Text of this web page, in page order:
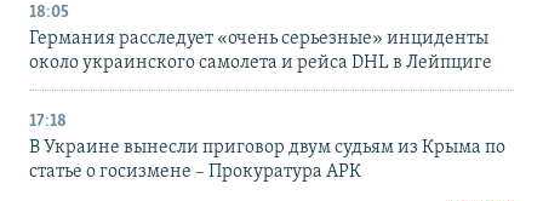
18:05
Германия расследует «очень серьезные» инциденты
около украинского самолета и рейса DHL в Лейпциге
17:18
В Украине вынесли приговор двум судьям из Крыма по
статье о госизмене – Прокуратура АРК